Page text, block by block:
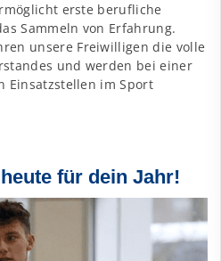
erste berufliche
Sammeln von Erfahrung.
unsere Freiwilligen die volle
und werden bei einer
Einsatzstellen im Sport
für dein Jahr!